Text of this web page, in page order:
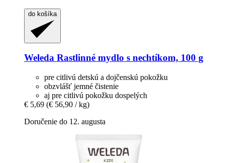
do košíka
Weleda Rastlinné mydlo s nechtíkom, 100 g
pre citlivú detskú a dojčenskú pokožku
obzvlášť jemné čistenie
aj pre citlivú pokožku dospelých
€ 5,69 (€ 56,90 / kg)
Doručenie do 12. augusta